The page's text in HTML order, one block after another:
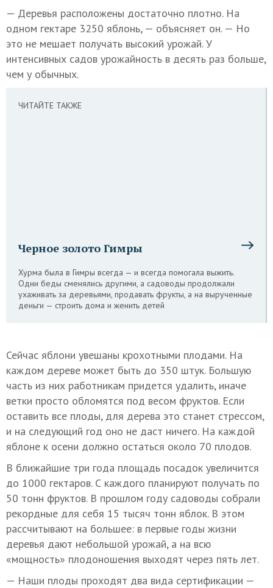
— Деревья расположены достаточно плотно. На
одном гектаре 3250 яблонь, — объясняет он. — Но
это не мешает получать высокий урожай. У
интенсивных садов урожайность в десять раз больше,
чем у обычных.
ЧИТАЙТЕ ТАКЖЕ
Черное золото Гимры
Хурма была в Гимры всегда — и всегда помогала выжить.
Одни беды сменялись другими, а садоводы продолжали
ухаживать за деревьями, продавать фрукты, а на вырученные
деньги — строить дома и женить детей
Сейчас яблони увешаны крохотными плодами. На
каждом дереве может быть до 350 штук. Большую
часть из них работникам придется удалить, иначе
ветки просто обломятся под весом фруктов. Если
оставить все плоды, для дерева это станет стрессом,
и на следующий год оно не даст ничего. На каждой
яблоне к осени должно остаться около 70 плодов.
В ближайшие три года площадь посадок увеличится
до 1000 гектаров. С каждого планируют получать по
50 тонн фруктов. В прошлом году садоводы собрали
рекордные для себя 15 тысяч тонн яблок. В этом
рассчитывают на большее: в первые годы жизни
деревья дают небольшой урожай, а на всю
«мощность» плодоношения выходят через пять лет.
— Наши плоды проходят два вида сертификации —